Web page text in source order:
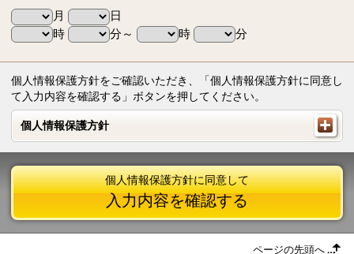
月
日
時
分～ 時 分
個人情報保護方針をご確認いただき、「個人情報保護方針に同意し
て入力内容を確認する」ボタンを押してください。
個人情報保護方針
個人情報保護方針
個人情報保護方針に同意して
入力内容を確認する
ページの先頭へ